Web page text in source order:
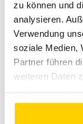
zu können und
analysieren.
Verwendung
soziale Medien,
Partner führen
weiteren Daten
gesammelt
Wir bei Tara-M
ein nützliches
individuellen
für zeitgemäße
unsere Mission,
begeistert,
für sorgfältig
für Details und